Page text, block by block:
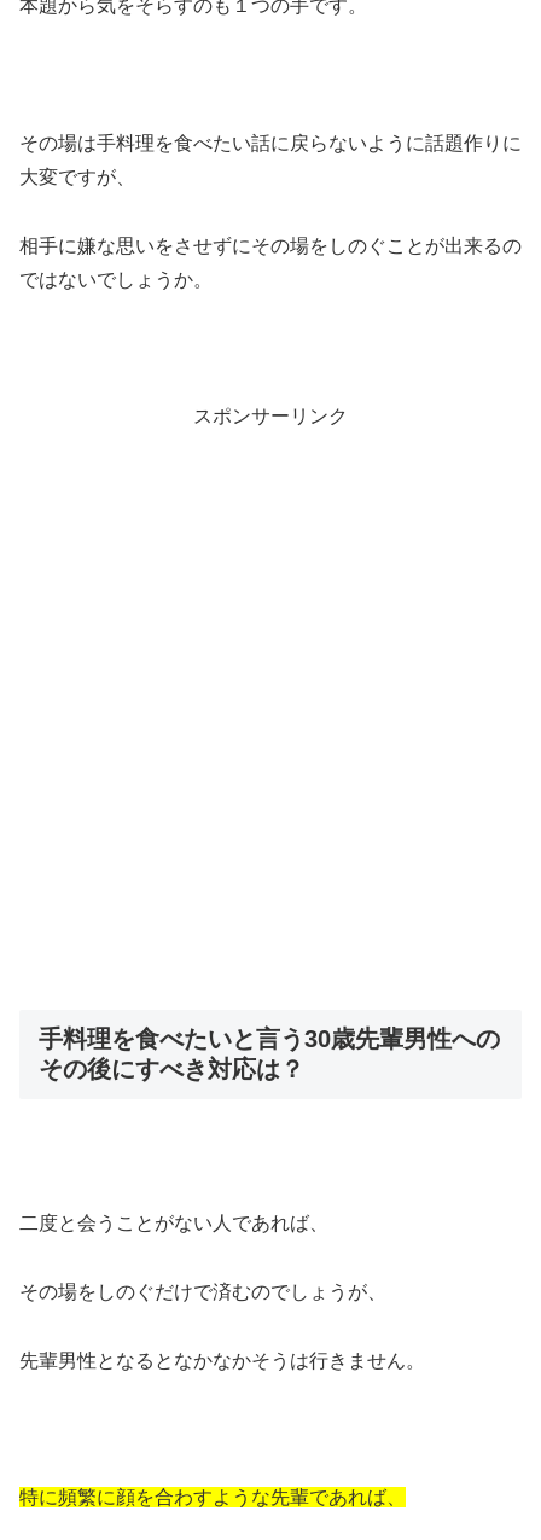
本題から気をそらすのも１つの手です。
その場は手料理を食べたい話に戻らないように話題作りに
大変ですが、
相手に嫌な思いをさせずにその場をしのぐことが出来るの
ではないでしょうか。
スポンサーリンク
手料理を食べたいと言う30歳先輩男性への
その後にすべき対応は？
二度と会うことがない人であれば、
その場をしのぐだけで済むのでしょうが、
先輩男性となるとなかなかそうは行きません。
特に頻繁に顔を合わすような先輩であれば、